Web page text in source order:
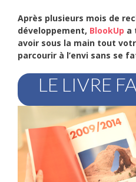
Après plusieurs mois de
développement, BlookUp a
avoir sous la main tout
parcourir à l’envi sans se
LE LIVRE